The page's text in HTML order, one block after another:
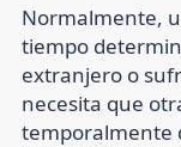
Normalmente,
tiempo
extranjero o
necesita que
temporalmente